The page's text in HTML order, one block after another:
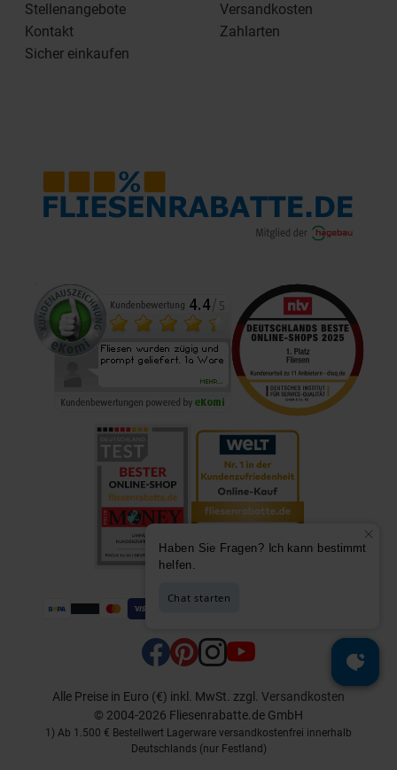
Stellenangebote
Kontakt
Sicher einkaufen
Versandkosten
Zahlarten
Alle Preise in Euro (€) inkl. MwSt. zzgl. Versandkosten
© 2004-2026 Fliesenrabatte.de GmbH
1) Ab 1.500 € Bestellwert Lagerware versandkostenfrei innerhalb
Deutschlands (nur Festland)